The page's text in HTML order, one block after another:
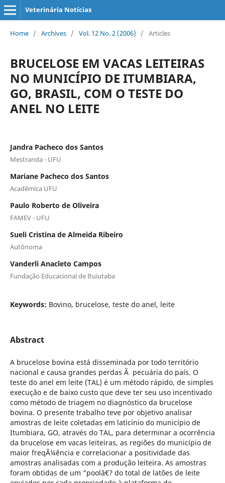
Veterinária Notícias
Home / Archives / Vol. 12 No. 2 (2006) / Articles
BRUCELOSE EM VACAS LEITEIRAS
NO MUNICÍPIO DE ITUMBIARA,
GO, BRASIL, COM O TESTE DO
ANEL NO LEITE
Jandra Pacheco dos Santos
Mestranda - UFU
Mariane Pacheco dos Santos
Acadêmica UFU
Paulo Roberto de Oliveira
FAMEV - UFU
Sueli Cristina de Almeida Ribeiro
Autônoma
Vanderli Anacleto Campos
Fundação Educacional de Ituiutaba
Keywords: Bovino, brucelose, teste do anel, leite
Abstract
A brucelose bovina está disseminada por todo território
nacional e causa grandes perdas Ã pecuária do país. O
teste do anel em leite (TAL) é um método rápido, de simples
execução e de baixo custo que deve ter seu uso incentivado
como método de triagem no diagnóstico da brucelose
bovina. O presente trabalho teve por objetivo analisar
amostras de leite coletadas em laticínio do município de
Itumbiara, GO, através do TAL, para determinar a ocorrência
da brucelose em vacas leiteiras, as regiões do município de
maior freqÃ¼ência e correlacionar a positividade das
amostras analisadas com a produção leiteira. As amostras
foram obtidas de um "poolâ€? do total de latões de leite